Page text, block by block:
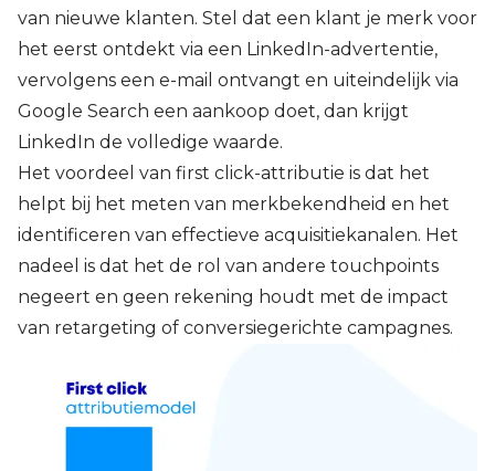
van nieuwe klanten. Stel dat een klant je merk voor
het eerst ontdekt via een LinkedIn-advertentie,
vervolgens een e-mail ontvangt en uiteindelijk via
Google Search een aankoop doet, dan krijgt
LinkedIn de volledige waarde.
Het voordeel van first click-attributie is dat het
helpt bij het meten van merkbekendheid en het
identificeren van effectieve acquisitiekanalen. Het
nadeel is dat het de rol van andere touchpoints
negeert en geen rekening houdt met de impact
van retargeting of conversiegerichte campagnes.